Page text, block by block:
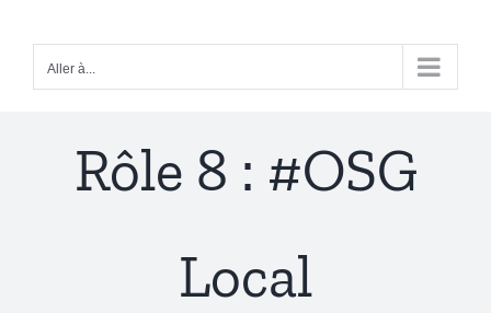
contenuAller à...
Rôle 8 : #OSG
Local